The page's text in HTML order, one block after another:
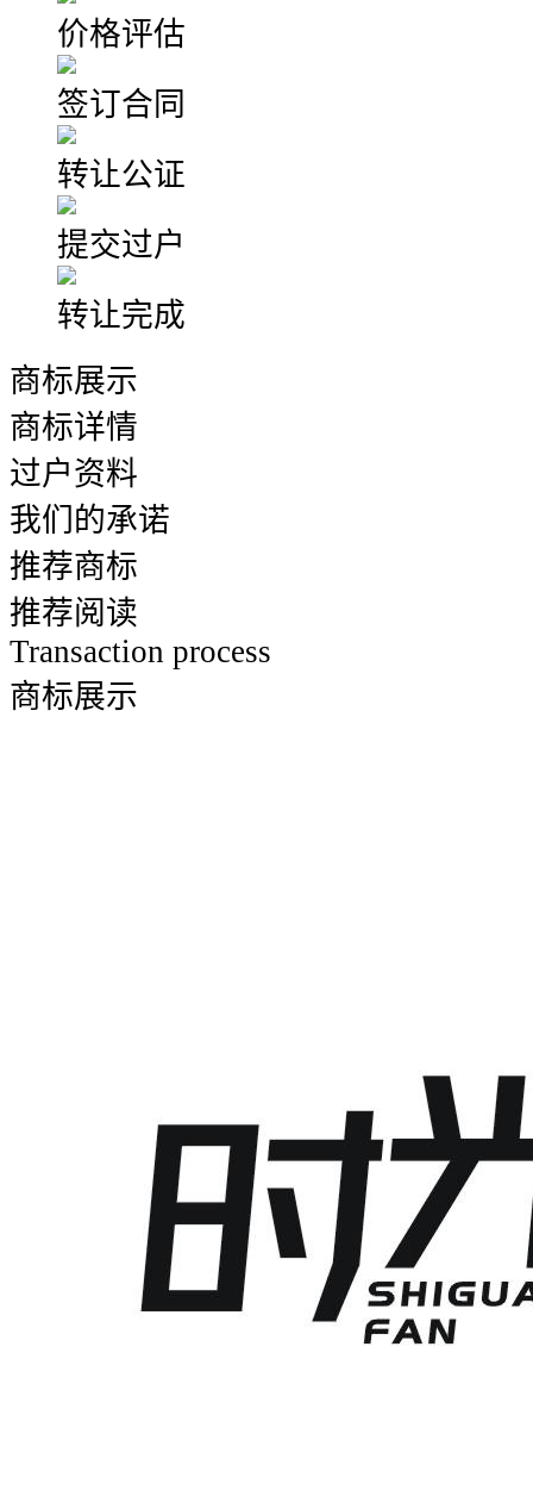
价格评估
签订合同
转让公证
提交过户
转让完成
商标展示
商标详情
过户资料
我们的承诺
推荐商标
推荐阅读
Transaction process
商标展示